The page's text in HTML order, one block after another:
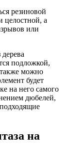
резиновой
целостной, а
или
подложкой,
можно
будет
на него самого
дюбелей,
на